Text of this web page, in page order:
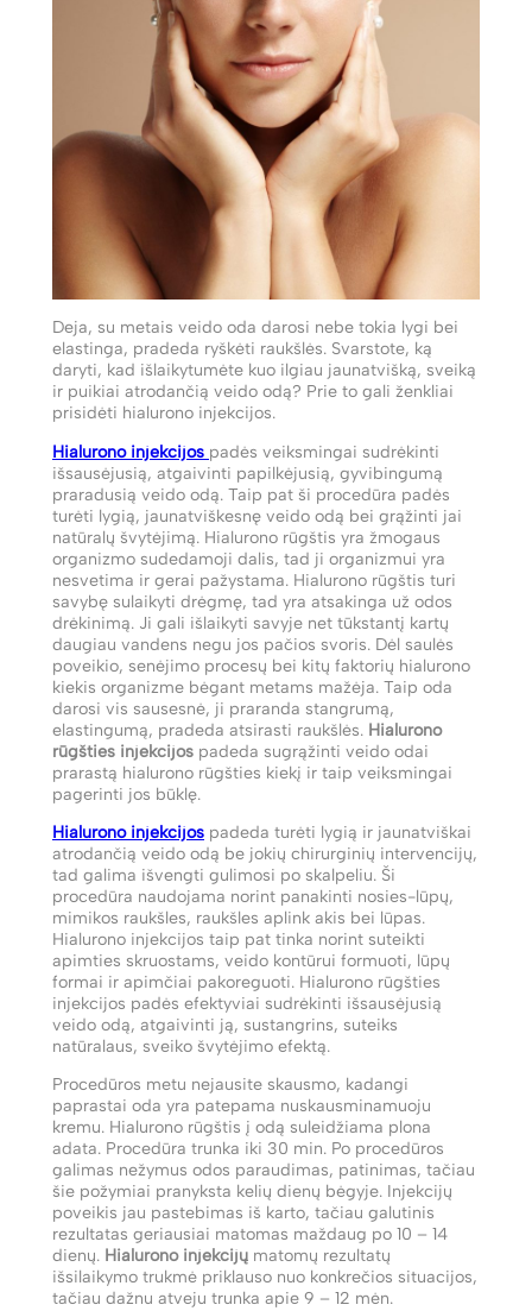
Deja, su metais veido oda darosi nebe tokia lygi bei
elastinga, pradeda ryškėti raukšlės. Svarstote, ką
daryti, kad išlaikytumėte kuo ilgiau jaunatvišką, sveiką
ir puikiai atrodančią veido odą? Prie to gali ženkliai
prisidėti hialurono injekcijos.
Hialurono injekcijos padės veiksmingai sudrėkinti
išsausėjusią, atgaivinti papilkėjusią, gyvibingumą
praradusią veido odą. Taip pat ši procedūra padės
turėti lygią, jaunatviškesnę veido odą bei grąžinti jai
natūralų švytėjimą. Hialurono rūgštis yra žmogaus
organizmo sudedamoji dalis, tad ji organizmui yra
nesvetima ir gerai pažystama. Hialurono rūgštis turi
savybę sulaikyti drėgmę, tad yra atsakinga už odos
drėkinimą. Ji gali išlaikyti savyje net tūkstantį kartų
daugiau vandens negu jos pačios svoris. Dėl saulės
poveikio, senėjimo procesų bei kitų faktorių hialurono
kiekis organizme bėgant metams mažėja. Taip oda
darosi vis sausesnė, ji praranda stangrumą,
elastingumą, pradeda atsirasti raukšlės. Hialurono
rūgšties injekcijos padeda sugrąžinti veido odai
prarastą hialurono rūgšties kiekį ir taip veiksmingai
pagerinti jos būklę.
Hialurono injekcijos padeda turėti lygią ir jaunatviškai
atrodančią veido odą be jokių chirurginių intervencijų,
tad galima išvengti gulimosi po skalpeliu. Ši
procedūra naudojama norint panakinti nosies-lūpų,
mimikos raukšles, raukšles aplink akis bei lūpas.
Hialurono injekcijos taip pat tinka norint suteikti
apimties skruostams, veido kontūrui formuoti, lūpų
formai ir apimčiai pakoreguoti. Hialurono rūgšties
injekcijos padės efektyviai sudrėkinti išsausėjusią
veido odą, atgaivinti ją, sustangrins, suteiks
natūralaus, sveiko švytėjimo efektą.
Procedūros metu nejausite skausmo, kadangi
paprastai oda yra patepama nuskausminamuoju
kremu. Hialurono rūgštis į odą suleidžiama plona
adata. Procedūra trunka iki 30 min. Po procedūros
galimas nežymus odos paraudimas, patinimas, tačiau
šie požymiai pranyksta kelių dienų bėgyje. Injekcijų
poveikis jau pastebimas iš karto, tačiau galutinis
rezultatas geriausiai matomas maždaug po 10 – 14
dienų. Hialurono injekcijų matomų rezultatų
išsilaikymo trukmė priklauso nuo konkrečios situacijos,
tačiau dažnu atveju trunka apie 9 – 12 mėn.